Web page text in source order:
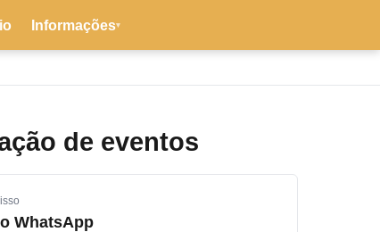
Informações▾
de eventos
WhatsApp